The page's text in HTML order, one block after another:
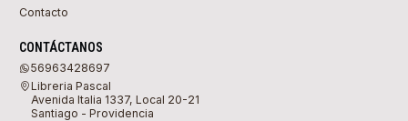
Contacto
CONTÁCTANOS
56963428697
Libreria Pascal
Avenida Italia 1337, Local 20-21
Santiago - Providencia